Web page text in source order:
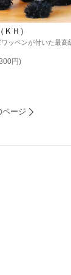
Ｈ）
ッペンが付いた最高
円)
ページ